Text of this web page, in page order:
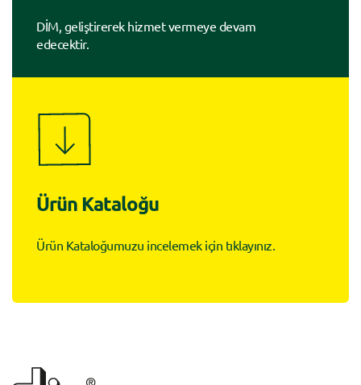
DİM, geliştirerek hizmet vermeye devam
edecektir.
Ürün Kataloğu
Ürün Kataloğumuzu incelemek için tıklayınız.